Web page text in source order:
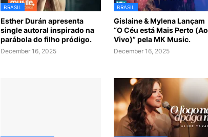
BRASIL
Esther Durán apresenta
single autoral inspirado na
parábola do filho pródigo.
December 16, 2025
BRASIL
Gislaine & Mylena Lançam
“O Céu está Mais Perto (Ao
Vivo)” pela MK Music.
December 16, 2025